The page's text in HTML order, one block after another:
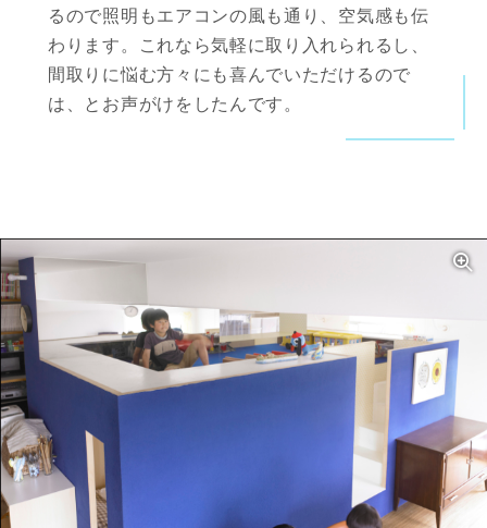
るので照明もエアコンの風も通り、空気感も伝
わります。これなら気軽に取り入れられるし、
間取りに悩む方々にも喜んでいただけるので
は、とお声がけをしたんです。